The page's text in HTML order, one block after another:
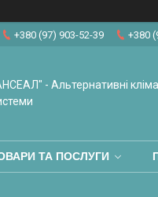
+380 (97) 903-52-39 +380
- Альтернативні
ТА ПОСЛУГИ